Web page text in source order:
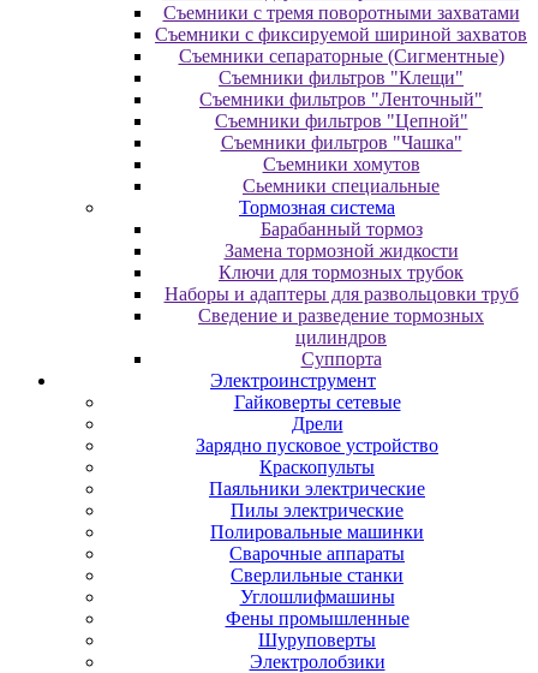
Съемники с тремя поворотными захватами
Съемники с фиксируемой шириной захватов
Съемники сепараторные (Сигментные)
Съемники фильтров "Клещи"
Съемники фильтров "Ленточный"
Съемники фильтров "Цепной"
Съемники фильтров "Чашка"
Съемники хомутов
Сьемники специальные
Тормозная система
Барабанный тормоз
Замена тормозной жидкости
Ключи для тормозных трубок
Наборы и адаптеры для развольцовки труб
Сведение и разведение тормозных
цилиндров
Суппорта
Электроинструмент
Гайковерты сетевые
Дрели
Зарядно пусковое устройство
Краскопульты
Паяльники электрические
Пилы электрические
Полировальные машинки
Сварочные аппараты
Сверлильные станки
Углошлифмашины
Фены промышленные
Шуруповерты
Электролобзики